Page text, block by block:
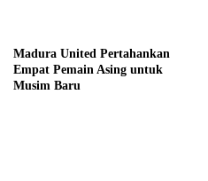
Madura United Pertahankan
Empat Pemain Asing untuk
Musim Baru